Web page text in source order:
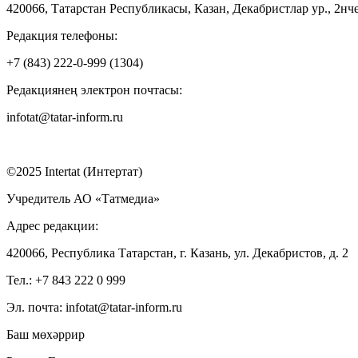
420066, Татарстан Республикасы, Казан, Декабристлар ур.,
Редакция телефоны:
+7 (843) 222-0-999 (1304)
Редакциянең электрон почтасы:
infotat@tatar-inform.ru
©2025 Intertat (Интертат)
Учредитель АО «Татмедиа»
Адрес редакции:
420066, Республика Татарстан, г. Казань, ул. Декабристов, д. 2
Тел.: +7 843 222 0 999
Эл. почта: infotat@tatar-inform.ru
Баш мөхәррир